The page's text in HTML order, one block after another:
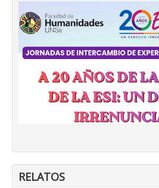
RELATOS